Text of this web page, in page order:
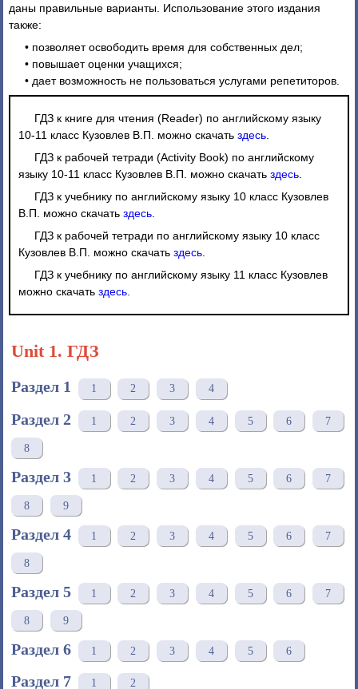
даны правильные варианты. Использование этого издания
также:
• позволяет освободить время для собственных дел;
• повышает оценки учащихся;
• дает возможность не пользоваться услугами репетиторов.
ГДЗ к книге для чтения (Reader) по английскому языку
10-11 класс Кузовлев В.П. можно скачать здесь
ГДЗ к рабочей тетради (Activity Book) по английскому
языку 10-11 класс Кузовлев В.П. можно скачать здесь
ГДЗ к учебнику по английскому языку 10 класс Кузовлев
В.П. можно скачать здесь
ГДЗ к рабочей тетради по английскому языку 10 класс
Кузовлев В.П. можно скачать здесь
ГДЗ к учебнику по английскому языку 11 класс Кузовлев
можно скачать здесь
Unit 1. ГДЗ
Раздел 1 1 2 3 4
Раздел 2 1 2 3 4 5 6 7
8
Раздел 3 1 2 3 4 5 6 7
8 9
Раздел 4 1 2 3 4 5 6 7
8
Раздел 5 1 2 3 4 5 6 7
8 9
Раздел 6 1 2 3 4 5 6
Раздел 7 1 2